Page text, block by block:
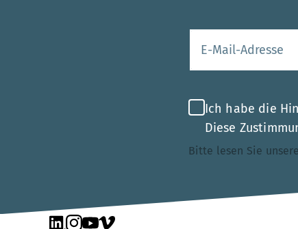
Ich habe die
Diese
Bitte lesen Sie unsere
Ihre E-Mail-